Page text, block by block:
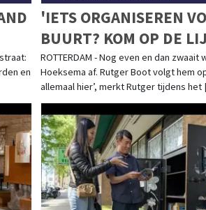
en
'IETS ORGANISEREN
BUURT? KOM OP DE
ROTTERDAM - Nog even en dan
Hoeksema af. Rutger Boot volgt hem
allemaal hier’, merkt Rutger tijdens het